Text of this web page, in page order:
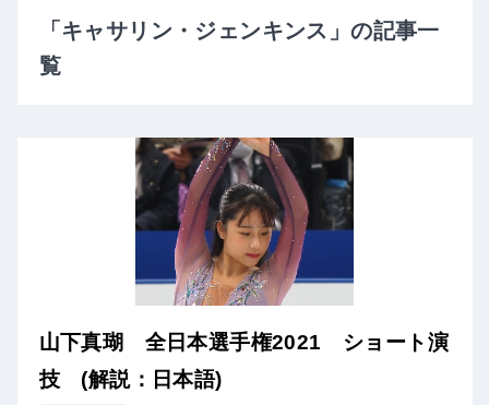
「キャサリン・ジェンキンス」の記事一
覧
山下真瑚 全日本選手権2021 ショート演
技 (解説：日本語)